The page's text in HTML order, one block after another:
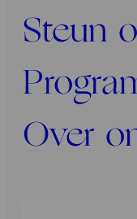
Steun
Over